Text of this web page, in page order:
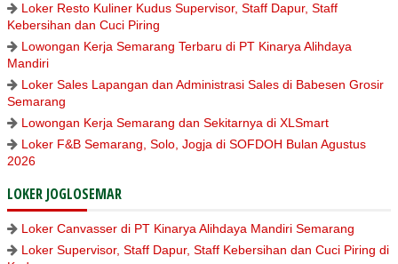
Loker Resto Kuliner Kudus Supervisor, Staff Dapur, Staff
Kebersihan dan Cuci Piring
Lowongan Kerja Semarang Terbaru di PT Kinarya Alihdaya
Mandiri
Loker Sales Lapangan dan Administrasi Sales di Babesen Grosir
Semarang
Lowongan Kerja Semarang dan Sekitarnya di XLSmart
Loker F&B Semarang, Solo, Jogja di SOFDOH Bulan Agustus
2026
LOKER JOGLOSEMAR
Loker Canvasser di PT Kinarya Alihdaya Mandiri Semarang
Loker Supervisor, Staff Dapur, Staff Kebersihan dan Cuci Piring di